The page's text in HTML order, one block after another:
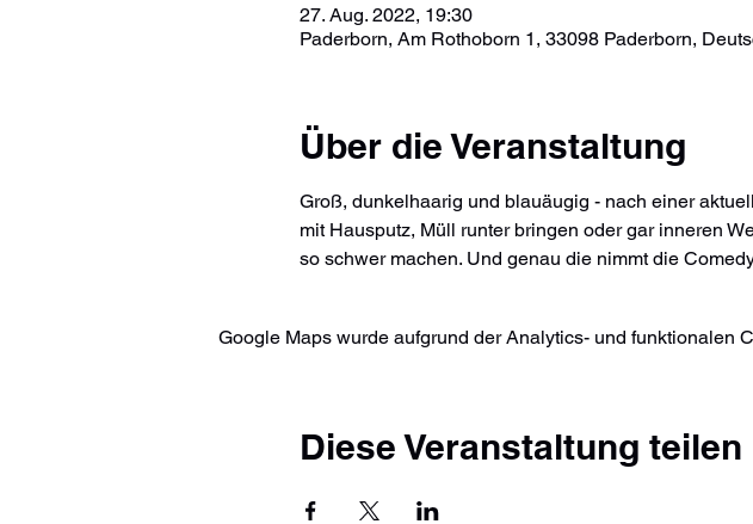
27. Aug. 2022, 19:30
Paderborn, Am Rothoborn 1, 33098 Paderborn,
Über die Veranstaltung
Groß, dunkelhaarig und blauäugig - nach einer
mit Hausputz, Müll runter bringen oder gar inneren
so schwer machen. Und genau die nimmt die
Google Maps wurde aufgrund der Analytics- und funktionalen
Diese Veranstaltung teilen